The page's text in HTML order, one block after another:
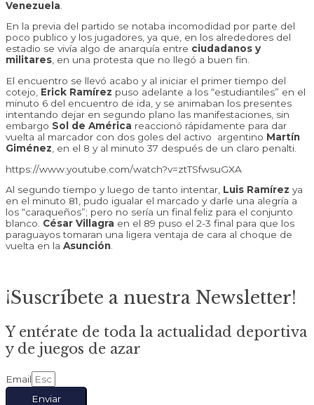
Venezuela
En la previa del partido se notaba incomodidad por parte del
poco publico y los jugadores, ya que, en los alrededores del
estadio se vivía algo de anarquía entre ciudadanos y
militares, en una protesta que no llegó a buen fin.
El encuentro se llevó acabo y al iniciar el primer tiempo del
cotejo, Erick Ramírez puso adelante a los “estudiantiles” en el
minuto 6 del encuentro de ida, y se animaban los presentes
intentando dejar en segundo plano las manifestaciones, sin
embargo Sol de América reaccionó rápidamente para dar
vuelta al marcador con dos goles del activo argentino Martín
Giménez , en el 8 y al minuto 37 después de un claro penalti.
https://www.youtube.com/watch?v=ztTSfwsuGXA
Al segundo tiempo y luego de tanto intentar, Luis Ramírez ya
en el minuto 81, pudo igualar el marcado y darle una alegría a
los “caraqueños”; pero no sería un final feliz para el conjunto
blanco. César Villagra en el 89 puso el 2-3 final para que los
paraguayos tomaran una ligera ventaja de cara al choque de
vuelta en la Asunción.
¡Suscríbete a nuestra Newsletter!
Y entérate de toda la actualidad deportiva
y de juegos de azar
Email
Enviar